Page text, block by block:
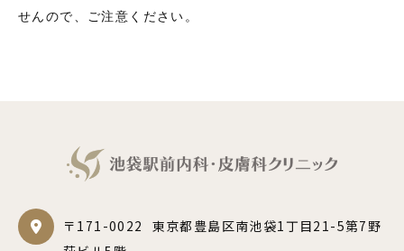
せんので、ご注意ください。
〒171-0022
東京都豊島区南池袋1丁目21-5第7野